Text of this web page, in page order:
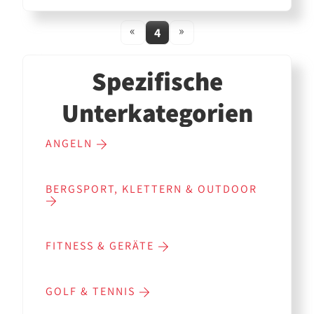
« 4 »
Spezifische
Unterkategorien
ANGELN
BERGSPORT, KLETTERN & OUTDOOR
FITNESS & GERÄTE
GOLF & TENNIS